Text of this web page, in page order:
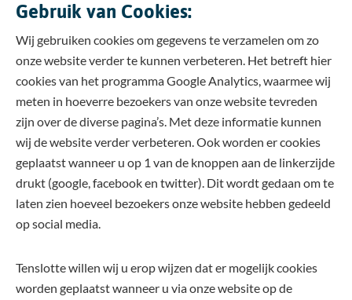
Gebruik van Cookies:
Wij gebruiken cookies om gegevens te verzamelen om zo
onze website verder te kunnen verbeteren. Het betreft hier
cookies van het programma Google Analytics, waarmee wij
meten in hoeverre bezoekers van onze website tevreden
zijn over de diverse pagina’s. Met deze informatie kunnen
wij de website verder verbeteren. Ook worden er cookies
geplaatst wanneer u op 1 van de knoppen aan de linkerzijde
drukt (google, facebook en twitter). Dit wordt gedaan om te
laten zien hoeveel bezoekers onze website hebben gedeeld
op social media.
Tenslotte willen wij u erop wijzen dat er mogelijk cookies
worden geplaatst wanneer u via onze website op de